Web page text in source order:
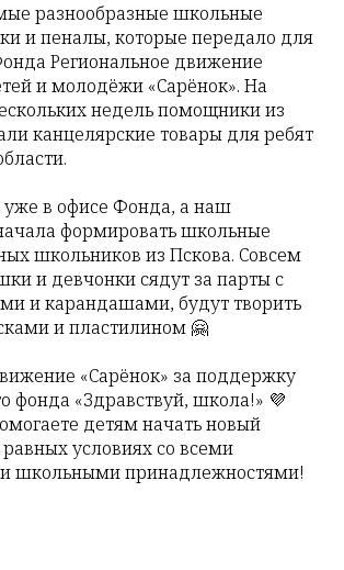
разнообразные школьные
и пеналы, которые передало для
Региональное движение
и молодёжи «Сарёнок». На
недель помощники из
канцелярские товары для ребят
уже в офисе Фонда, а наш
формировать школьные
школьников из Пскова. Совсем
и девчонки сядут за парты с
и карандашами, будут творить
и пластилином 🤗
«Сарёнок» за поддержку
фонда «Здравствуй, школа!» 💜
детям начать новый
условиях со всеми
школьными принадлежностями!